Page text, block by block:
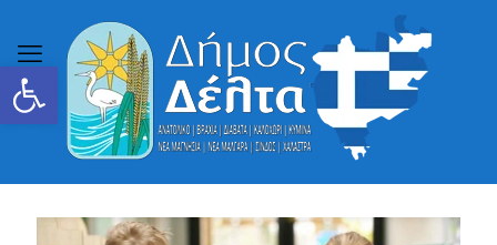
Ανοίξτε τη γραμμή εργαλείων